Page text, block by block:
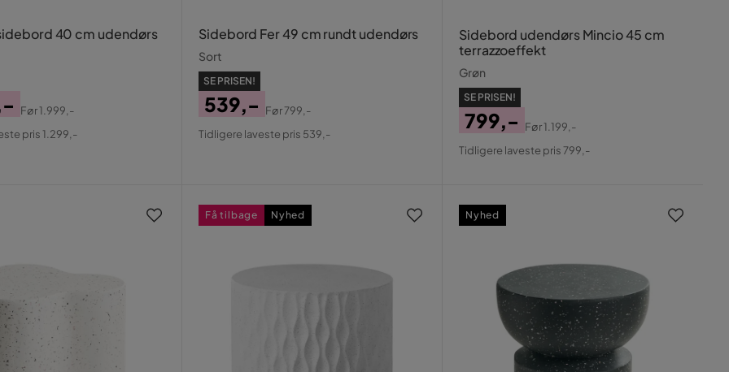
40 cm udendørs
Før1.999,-
pris 1.299,-
Sidebord Fer 49 cm rundt udendørs
Sort
SE PRISEN!
Pris
539,-
Original
Før799,-
Tidligere laveste pris 539,-
Sidebord udendørs Mincio 45 cm
terrazzoeffekt
Grøn
SE PRISEN!
Pris
799,-
Original
Før1.199,-
Tidligere laveste pris 799,-
Få tilbage Nyhed Nyhed